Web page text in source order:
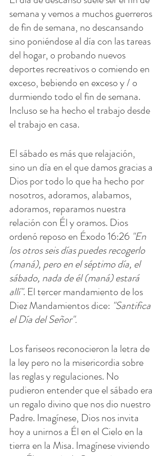
semana y vemos a muchos guerreros
de fin de semana, no descansando
sino poniéndose al día con las tareas
del hogar, o probando nuevos
deportes recreativos o comiendo en
exceso, bebiendo en exceso y / o
durmiendo todo el fin de semana.
Incluso se ha hecho el trabajo desde
el trabajo en casa.
El sábado es más que relajación,
sino un día en el que damos gracias a
Dios por todo lo que ha hecho por
nosotros, adoramos, alabamos,
adoramos, reparamos nuestra
relación con Él y oramos. Dios
ordenó reposo en Éxodo 16:26 "En
los otros seis días puedes recogerlo
(maná), pero en el séptimo día, el
sábado, nada de él (maná) estará
allí". El tercer mandamiento de los
Diez Mandamientos dice: "Santifica
el Día del Señor".
Los fariseos reconocieron la letra de
la ley pero no la misericordia sobre
las reglas y regulaciones. No
pudieron entender que el sábado era
un regalo divino que nos dio nuestro
Padre. Imagínese, Dios nos invita
hoy a unirnos a Él en el Cielo en la
tierra en la Misa. Imagínese viviendo